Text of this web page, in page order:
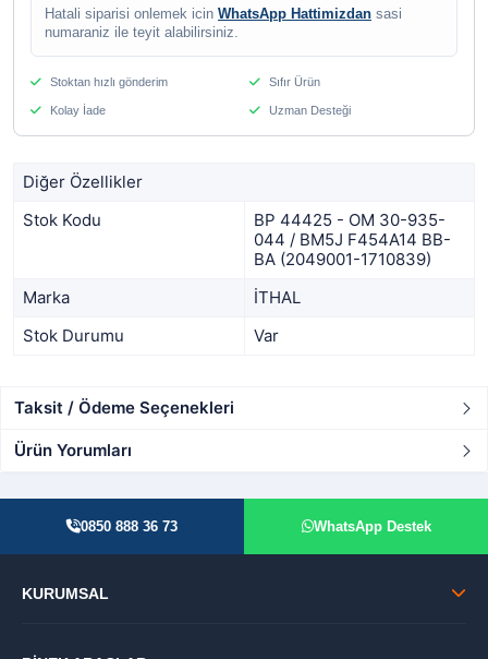
Hatali siparisi onlemek icin WhatsApp Hattimizdan sasi
numaraniz ile teyit alabilirsiniz.
Stoktan hızlı gönderim Sıfır Ürün
Kolay İade Uzman Desteği
Diğer Özellikler
Stok Kodu
BP 44425 - OM 30-935-
044 / BM5J F454A14 BB-
BA (2049001-1710839)
Marka
İTHAL
Stok Durumu
Var
Taksit / Ödeme Seçenekleri
Ürün Yorumları
0850 888 36 73 WhatsApp Destek
KURUMSAL